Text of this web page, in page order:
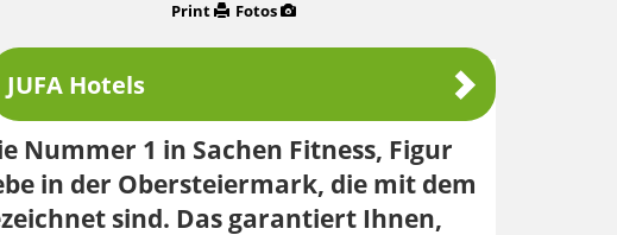
Print
Fotos
JUFA Hotels
Nummer 1 in Sachen Fitness, Figur
in der Obersteiermark, die mit dem
sind. Das garantiert Ihnen,